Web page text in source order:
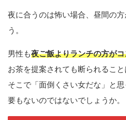
夜に合うのは怖い場合、昼間の
う。
男性も夜ご飯よりランチの方が
お茶を提案されても断られること
そこで「面倒くさい女だな」と
要もないのではないでしょうか。